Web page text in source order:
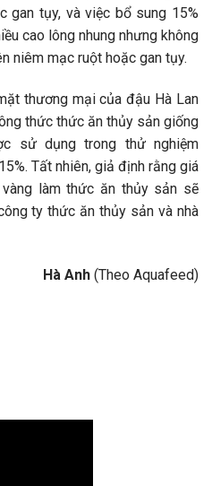
gan tụy, và việc bổ sung 15%
cao lông nhung nhưng không
niêm mạc ruột hoặc gan tụy.
thương mại của đậu Hà Lan
thức thức ăn thủy sản giống
sử dụng trong thử nghiệm
Tất nhiên, giả định rằng giá
làm thức ăn thủy sản sẽ
ty thức ăn thủy sản và nhà
Hà Anh (Theo Aquafeed)